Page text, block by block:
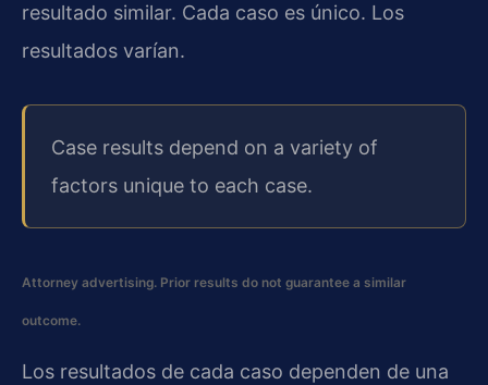
resultado similar. Cada caso es único. Los
resultados varían.
Case results depend on a variety of
factors unique to each case.
Attorney advertising. Prior results do not guarantee a similar
outcome.
Los resultados de cada caso dependen de una